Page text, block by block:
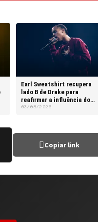
Earl Sweatshirt recupera
lado B de Drake para
reafirmar a influência do
rapper canadense
03/08/2026
Copiar link